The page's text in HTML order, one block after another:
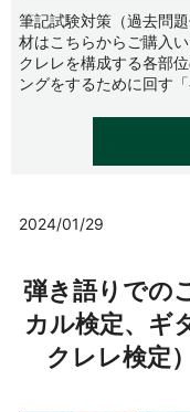
筆記試験対策（過去問
材はこちらからご購入
クレレを構成する各部
ングをするために回す
2024/01/29
弾き語りでの
カル検定、ギ
クレレ検定